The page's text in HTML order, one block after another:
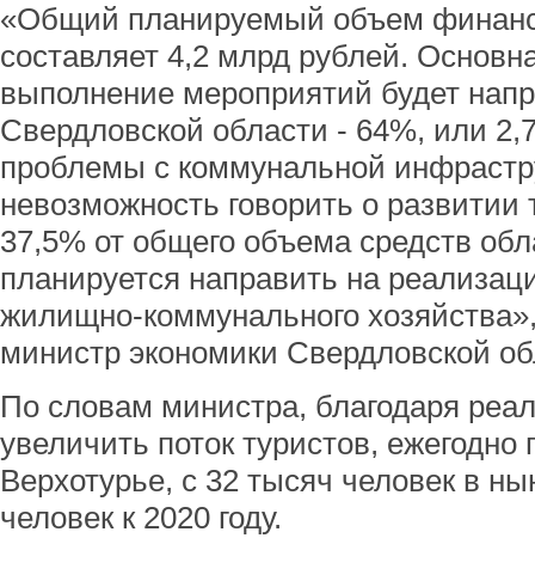
«Общий планируемый объем
составляет 4,2 млрд рублей.
выполнение мероприятий будет
Свердловской области - 64%, или
проблемы с коммунальной
невозможность говорить о
37,5% от общего объема средств
планируется направить на
жилищно-коммунального
министр экономики Свердловской
По словам министра, благодаря
увеличить поток туристов,
Верхотурье, с 32 тысяч человек в
человек к 2020 году.